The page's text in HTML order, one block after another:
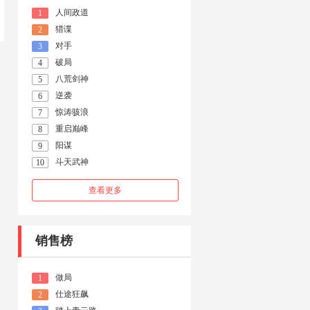
1
人间政道
2
猎谍
3
对手
4
破局
5
八荒剑神
6
逆袭
7
惊涛骇浪
8
重启巅峰
9
阳谋
10
斗天武神
查看更多
销售榜
1
做局
2
仕途狂飙